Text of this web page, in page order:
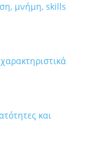
μνήμη, skills
και